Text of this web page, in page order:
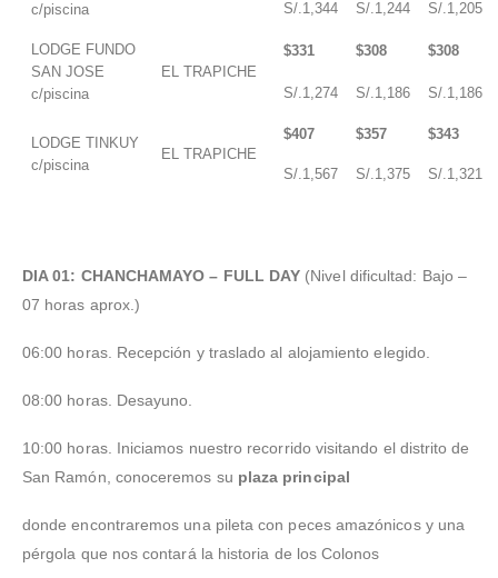
c/piscina
S/.1,344 S/.1,244 S/.1,205
LODGE FUNDO
SAN JOSE
c/piscina
EL TRAPICHE
$331 $308 $308
S/.1,274 S/.1,186 S/.1,186
LODGE TINKUY
c/piscina
EL TRAPICHE
$407 $357 $343
S/.1,567 S/.1,375 S/.1,321
DIA 01: CHANCHAMAYO – FULL DAY (Nivel dificultad: Bajo –
07 horas aprox.)
06:00 horas. Recepción y traslado al alojamiento elegido.
08:00 horas. Desayuno.
10:00 horas. Iniciamos nuestro recorrido visitando el distrito de
San Ramón, conoceremos su plaza principal
donde encontraremos una pileta con peces amazónicos y una
pérgola que nos contará la historia de los Colonos